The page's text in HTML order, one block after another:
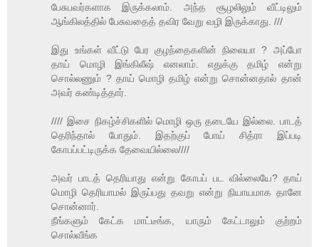
பேசுபவர்களாக இருக்கலாம். அந்த சூழலிலும் வீட்டிலும்
ஆங்கிலத்தில் பேசுவதைத் தவிர வேறு வழி இருக்காது. ///
இது உங்கள் வீட்டு பேர குழந்தைகளின் நிலையா ? அப்போ
தாய் மொழி இங்கிலீஷ் எனலாம். எதுக்கு தமிழ் என்று
சொல்லணும் ? தாய் மொழி தமிழ் என்று சொன்னதால் தான்
அவர் கண்டித்தார்.
//// இசை நிகழ்ச்சிகளில் மொழி ஒரு தடையே இல்லை. பாடத்
தெரிந்தால் போதும். இதற்குப் போய் சித்ரா இப்படி
கோபப்பட்டிருக்க தேவையில்லை////
அவர் பாடத் தெரியாது என்று கோபப் பட வில்லையே? தாய்
மொழி தெரியாமல் இருப்பது தவறு என்று நியாயமாக தானே
சொன்னார்.
நீங்களும் கேட்க மாட்டீங்க, யாரும் கேட்டாலும் குற்றம்
சொல்வீங்க